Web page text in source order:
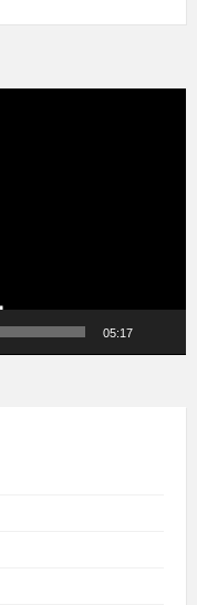
05:17